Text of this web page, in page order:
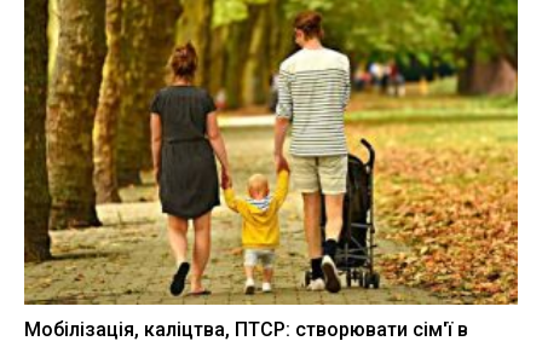
Мобілізація, каліцтва, ПТСР: створювати сім'ї в